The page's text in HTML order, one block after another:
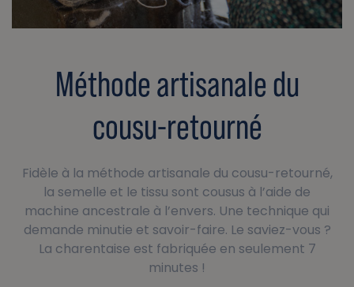
Méthode artisanale du
cousu-retourné
Fidèle à la méthode artisanale du cousu-retourné,
la semelle et le tissu sont cousus à l’aide de
machine ancestrale à l’envers. Une technique qui
demande minutie et savoir-faire. Le saviez-vous ?
La charentaise est fabriquée en seulement 7
minutes !